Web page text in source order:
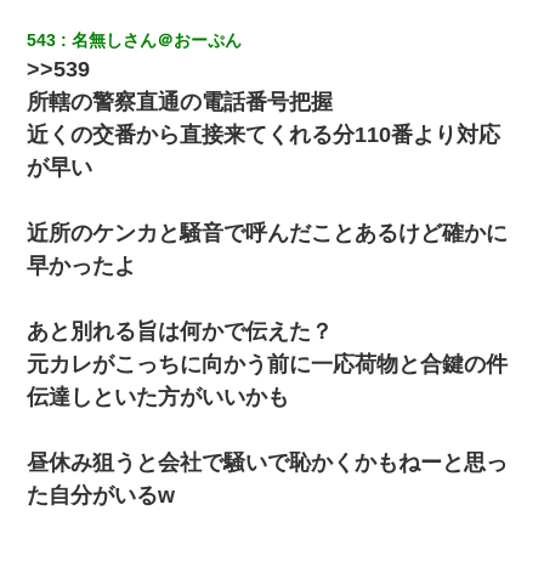
スマホを与えられて、中学卒業する頃にはすっかり女叩きに洗脳
された弟が、大学進学のために一人暮らししたいと言い出した。
ホテルに泊まったんだけど従業員が最悪だった。折角の旅行で何
故私が怒鳴られなきゃいけなかったのだ
結婚生活10ヶ月目で嫁から一方的に「もう冷めた」と離婚切り出
された
だ！」私「いいけど弁護士通して。私も請求する」夫「」
アパートのドアに『ハンザイ者！この人はさいあくの人です』と
張り紙が！大家「面倒はごめんだよ」私「はあ」→警察に行き、
ミスした新人(
)に冗談で「行為させてくれたら許してあげる」
って言ったら・・・
543 名無しさん＠おーぷん
>>539
所轄の警察直通の電話番号把握
近くの交番から直接来てくれる分110番より対応
が早い
近所のケンカと騒音で呼んだことあるけど確かに
早かったよ
あと別れる旨は何かで伝えた？
元カレがこっちに向かう前に一応荷物と合鍵の件
伝達しといた方がいいかも
昼休み狙うと会社で騒いで恥かくかもねーと思っ
た自分がいるw